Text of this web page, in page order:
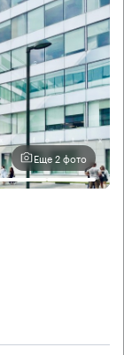
Еще 2 фото